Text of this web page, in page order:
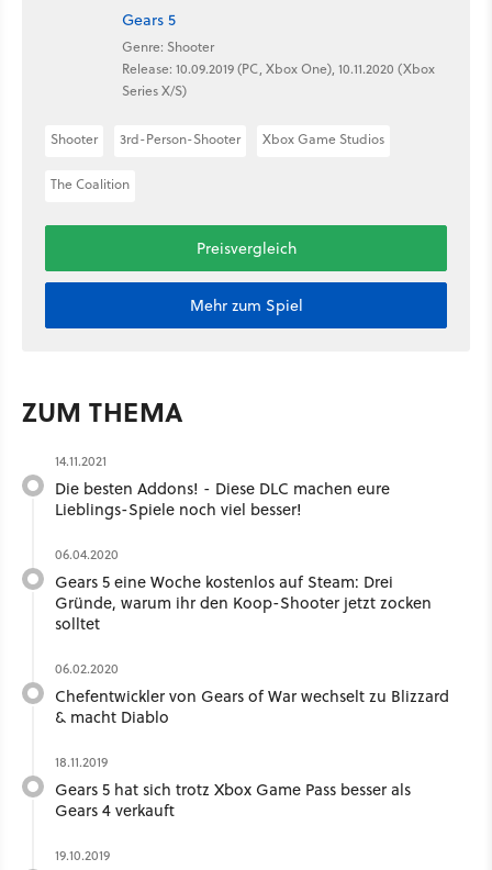
Gears 5
Genre: Shooter
Release: 10.09.2019 (PC, Xbox One), 10.11.2020 (Xbox
Series X/S)
Shooter 3rd-Person-Shooter Xbox Game Studios
The Coalition
Preisvergleich
Mehr zum Spiel
ZUM THEMA
14.11.2021
Die besten Addons! - Diese DLC machen eure
Lieblings-Spiele noch viel besser!
06.04.2020
Gears 5 eine Woche kostenlos auf Steam: Drei
Gründe, warum ihr den Koop-Shooter jetzt zocken
solltet
06.02.2020
Chefentwickler von Gears of War wechselt zu Blizzard
& macht Diablo
18.11.2019
Gears 5 hat sich trotz Xbox Game Pass besser als
Gears 4 verkauft
19.10.2019